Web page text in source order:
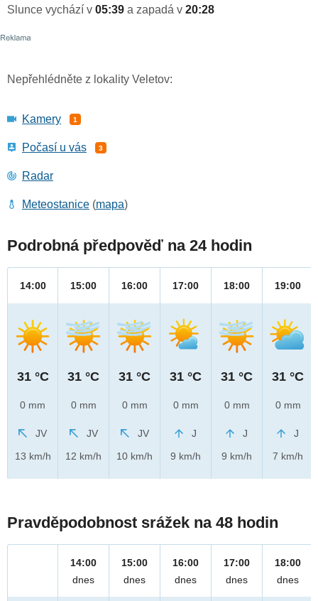
Slunce vychází v 05:39 a zapadá v 20:28
Nepřehlédněte z lokality Veletov:
Kamery 1
Počasí u vás 3
Radar
Meteostanice (mapa)
Podrobná předpověď na 24 hodin
14:00
31 °C
0 mm
JV
13 km/h
15:00
31 °C
0 mm
JV
12 km/h
16:00
31 °C
0 mm
JV
10 km/h
17:00
31 °C
0 mm
J
9 km/h
18:00
31 °C
0 mm
J
9 km/h
19:00
31 °C
0 mm
J
7 km/h
Pravděpodobnost srážek na 48 hodin
14:00
dnes
15:00
dnes
16:00
dnes
17:00
dnes
18:00
dnes